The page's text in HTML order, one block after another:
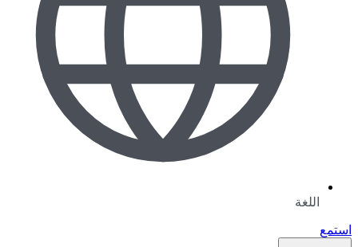
اللغة
استمع